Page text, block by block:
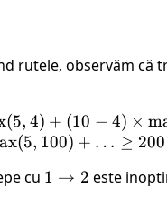
rutele, observăm că
(5, 4) + (10 − 4) ×
(5, 100) + … ≥ 200
cu 1
1 → 2 este